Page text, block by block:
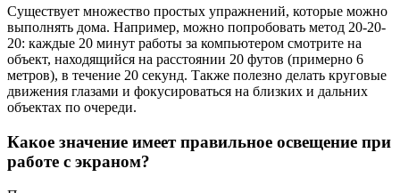
Существует множество простых упражнений, которые можно
выполнять дома. Например, можно попробовать метод 20-20-
20: каждые 20 минут работы за компьютером смотрите на
объект, находящийся на расстоянии 20 футов (примерно 6
метров), в течение 20 секунд. Также полезно делать круговые
движения глазами и фокусироваться на близких и дальних
объектах по очереди.
Какое значение имеет правильное освещение при
работе с экраном?